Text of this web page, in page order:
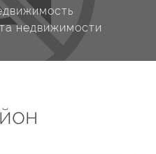
недвижимости